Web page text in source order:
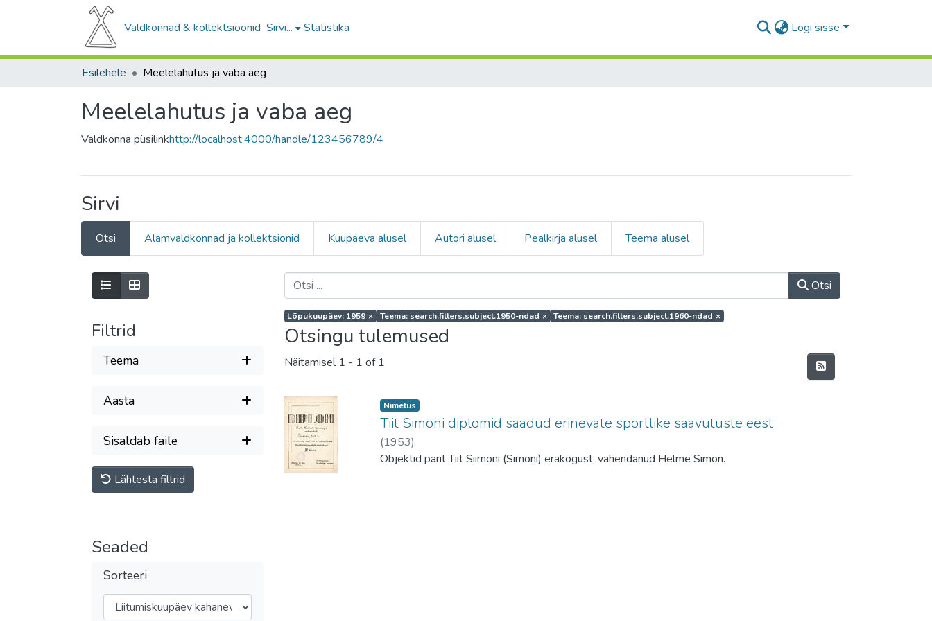
Valdkonnad & kollektsioonid Sirvi... Statistika Logi sisse
Esilehele Meelelahutus ja vaba aeg
Meelelahutus ja vaba aeg
Valdkonna püsilinkhttp://localhost:4000/handle/123456789/4
Sirvi
Otsi Alamvaldkonnad ja kollektsionid Kuupäeva alusel Autori alusel Pealkirja alusel Teema alusel
Filtrid
Teema
Aasta
Sisaldab faile
Lähtesta filtrid
Seaded
Sorteeri
Otsi
Lõpukuupäev: 1959 × Teema: search.filters.subject.1950-ndad × Teema: search.filters.subject.1960-ndad ×
Otsingu tulemused
Näitamisel 1 - 1 of 1
Nimetus
Tiit Simoni diplomid saadud erinevate sportlike saavutuste eest
(1953)
Objektid pärit Tiit Siimoni (Simoni) erakogust, vahendanud Helme Simon.